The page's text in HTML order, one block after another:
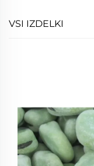
VSI IZDELKI